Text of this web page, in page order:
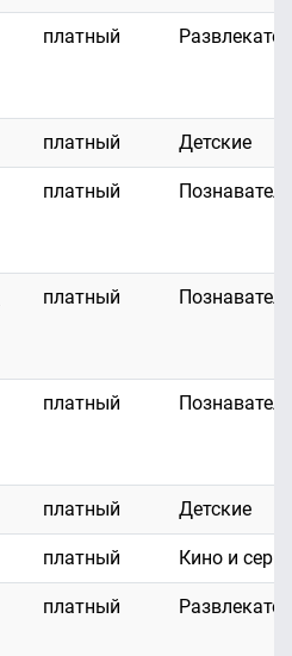
платный
платный Детские
платный
платный
платный
платный Детские
платный Кино и
платный